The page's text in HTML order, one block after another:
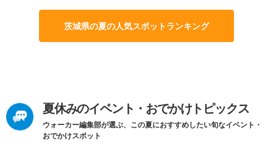
茨城県の夏の人気スポットランキング
夏休みのイベント・おでかけトピックス
ウォーカー編集部が選ぶ、この夏におすすめしたい旬なイベント・
おでかけスポット